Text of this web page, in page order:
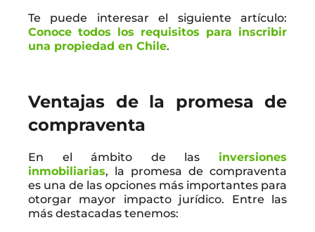
Te puede interesar el siguiente artículo:
Conoce todos los requisitos para inscribir
una propiedad en Chile.
Ventajas de la promesa de
compraventa
En el ámbito de las inversiones
inmobiliarias, la promesa de compraventa
es una de las opciones más importantes para
otorgar mayor impacto jurídico. Entre las
más destacadas tenemos: